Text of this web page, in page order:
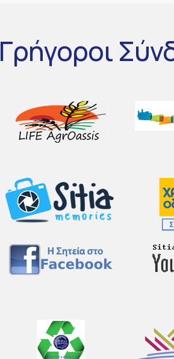
Γρήγοροι